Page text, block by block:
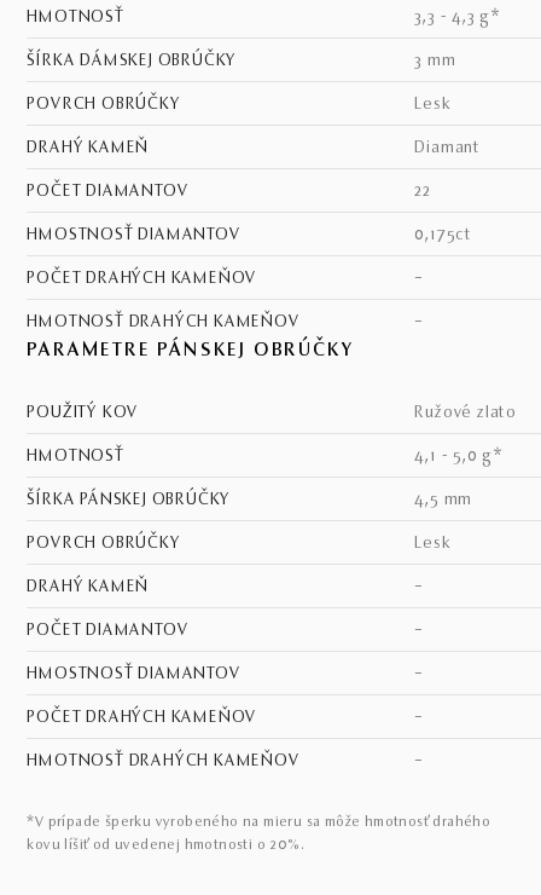
HMOTNOSŤ 3,3 - 4,3 g*
ŠÍRKA DÁMSKEJ OBRÚČKY 3 mm
POVRCH OBRÚČKY lesk
DRAHÝ KAMEŇ diamant
POČET DIAMANTOV 22
HMOSTNOSŤ DIAMANTOV 0,175ct
POČET DRAHÝCH KAMEŇOV –
HMOTNOSŤ DRAHÝCH KAMEŇOV –
PARAMETRE PÁNSKEJ OBRÚČKY
POUŽITÝ KOV ružové zlato
HMOTNOSŤ 4,1 - 5,0 g*
ŠÍRKA PÁNSKEJ OBRÚČKY 4,5 mm
POVRCH OBRÚČKY lesk
DRAHÝ KAMEŇ –
POČET DIAMANTOV –
HMOSTNOSŤ DIAMANTOV –
POČET DRAHÝCH KAMEŇOV –
HMOTNOSŤ DRAHÝCH KAMEŇOV –
*V prípade šperku vyrobeného na mieru sa môže hmotnosť drahého
kovu líšiť od uvedenej hmotnosti o 20%.